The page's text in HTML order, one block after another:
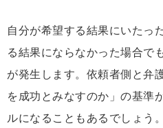
自分が希望する結果にいたっ
る結果にならなかった場合で
が発生します。依頼者側と弁
を成功とみなすのか」の基準
ルになることもあるでしょう